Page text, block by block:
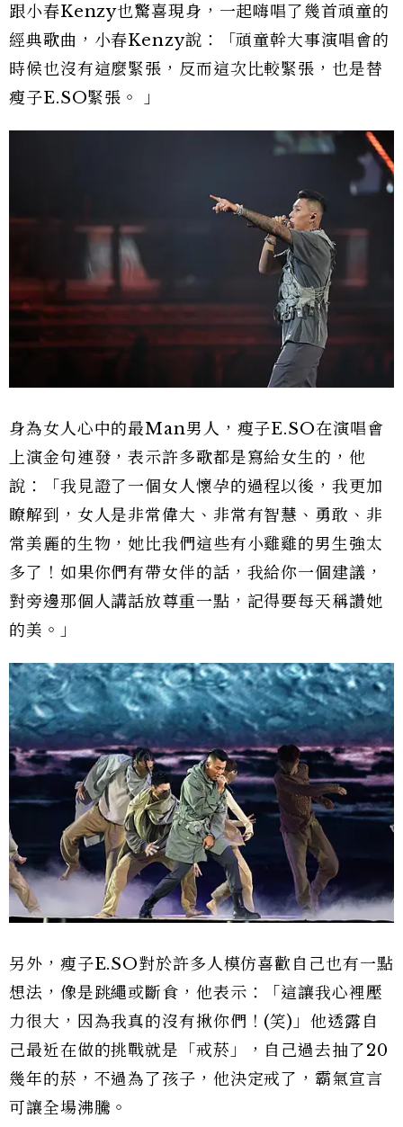
跟小春Kenzy也驚喜現身，一起嗨唱了幾首頑童的
經典歌曲，小春Kenzy說：「頑童幹大事演唱會的
時候也沒有這麼緊張，反而這次比較緊張，也是替
瘦子E.SO緊張。 」
身為女人心中的最Man男人，瘦子E.SO在演唱會
上演金句連發，表示許多歌都是寫給女生的，他
說：「我見證了一個女人懷孕的過程以後，我更加
瞭解到，女人是非常偉大、非常有智慧、勇敢、非
常美麗的生物，她比我們這些有小雞雞的男生強太
多了！如果你們有帶女伴的話，我給你一個建議，
對旁邊那個人講話放尊重一點，記得要每天稱讚她
的美。」
另外，瘦子E.SO對於許多人模仿喜歡自己也有一點
想法，像是跳繩或斷食，他表示：「這讓我心裡壓
力很大，因為我真的沒有揪你們！(笑)」他透露自
己最近在做的挑戰就是「戒菸」，自己過去抽了20
幾年的菸，不過為了孩子，他決定戒了，霸氣宣言
可讓全場沸騰。